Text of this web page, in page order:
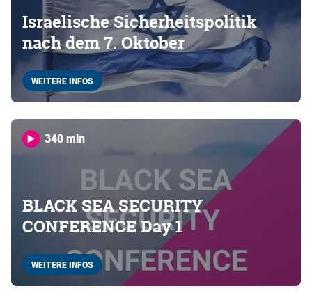
Israelische Sicherheitspolitik
nach dem 7. Oktober
WEITERE INFOS
340 min
BLACK SEA SECURITY
CONFERENCE Day 1
WEITERE INFOS